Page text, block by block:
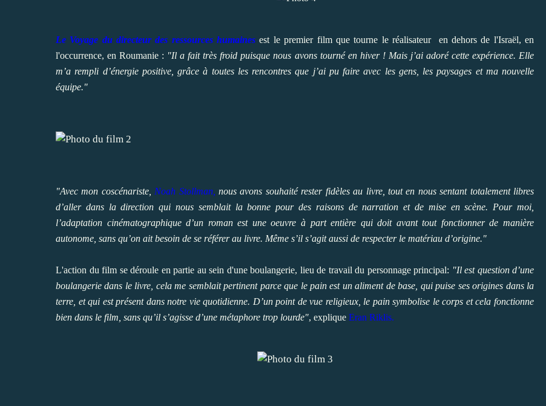
Le Voyage du directeur des ressources humaines est le premier film que tourne le réalisateur en dehors de l'Israël, en
l'occurrence, en Roumanie : "Il a fait très froid puisque nous avons tourné en hiver ! Mais j’ai adoré cette expérience. Elle
m’a rempli d’énergie positive, grâce à toutes les rencontres que j’ai pu faire avec les gens, les paysages et ma nouvelle
équipe."
"Avec mon coscénariste, Noah Stollman, nous avons souhaité rester fidèles au livre, tout en nous sentant totalement libres
d’aller dans la direction qui nous semblait la bonne pour des raisons de narration et de mise en scène. Pour moi,
l’adaptation cinématographique d’un roman est une oeuvre à part entière qui doit avant tout fonctionner de manière
autonome, sans qu’on ait besoin de se référer au livre. Même s’il s’agit aussi de respecter le matériau d’origine."
L'action du film se déroule en partie au sein d'une boulangerie, lieu de travail du personnage principal: "Il est question d’une
boulangerie dans le livre, cela me semblait pertinent parce que le pain est un aliment de base, qui puise ses origines dans la
terre, et qui est présent dans notre vie quotidienne. D’un point de vue religieux, le pain symbolise le corps et cela fonctionne
bien dans le film, sans qu’il s’agisse d’une métaphore trop lourde", explique Eran Riklis.